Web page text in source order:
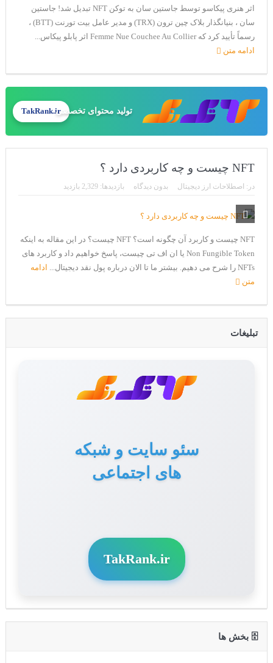
اثر هنری پیکاسو توسط جاستین سان به توکن NFT تبدیل شد! جاستین
سان ، بنیانگذار بلاک چین ترون (TRX) و مدیر عامل بیت تورنت (BTT) ،
رسماً تأیید کرد که Femme Nue Couchee Au Collier اثر پابلو پیکاس...
ادامه متن
تولید محتوای تخصصیTakRank.ir
NFT چیست و چه کاربردی دارد ؟
در: اصطلاحات ارز دیجیتال بدون دیدگاه بازدیدها: 2,329 بازدید
NFT چیست و کاربرد آن چگونه است؟ NFT چیست؟ در این مقاله به اینکه
Non Fungible Token یا ان اف تی چیست، پاسخ خواهیم داد و کاربرد های
NFTs را شرح می دهیم. بیشتر ما تا الان درباره پول نقد دیجیتال...
ادامه
متن
تبلیغات
سئو سایت و شبکه
های اجتماعی
TakRank.ir
🗄 بخش ها